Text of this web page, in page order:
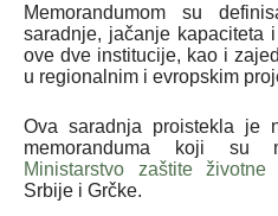
Memorandumom su
saradnje, jačanje kapaciteta
ove dve institucije, kao i
u regionalnim i evropskim
Ova saradnja proistekla je
memoranduma koji su
Ministarstvo zaštite životne
Srbije i Grčke.